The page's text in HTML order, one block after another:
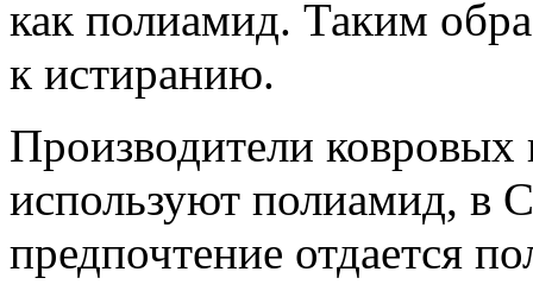
как полиамид. Таким
к истиранию.
Производители
используют полиамид, в
предпочтение отдается